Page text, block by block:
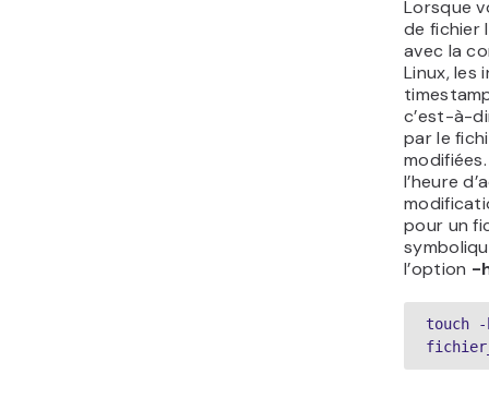
Lorsque
de fichier
avec la
Linux, les
c’est-à-
par le
l’heure
pour un
l’option -
touch -